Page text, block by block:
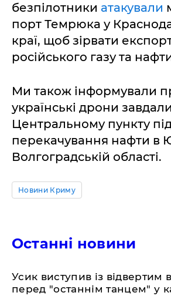
безпілотники атакували
порт Темрюка у
краї, щоб зірвати
російського газу та
Ми також інформували
українські дрони завдали
Центральному пункту
перекачування нафти в
Волгоградській області.
Новини Криму
Останні новини
​Усик виступив із відвертим
перед "останнім танцем" у